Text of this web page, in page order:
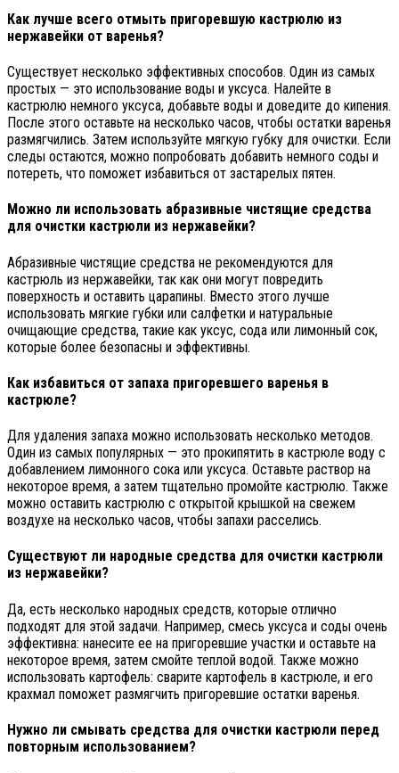
Как лучше всего отмыть пригоревшую кастрюлю из
нержавейки от варенья?
Существует несколько эффективных способов. Один из самых
простых — это использование воды и уксуса. Налейте в
кастрюлю немного уксуса, добавьте воды и доведите до кипения.
После этого оставьте на несколько часов, чтобы остатки варенья
размягчились. Затем используйте мягкую губку для очистки. Если
следы остаются, можно попробовать добавить немного соды и
потереть, что поможет избавиться от застарелых пятен.
Можно ли использовать абразивные чистящие средства
для очистки кастрюли из нержавейки?
Абразивные чистящие средства не рекомендуются для
кастрюль из нержавейки, так как они могут повредить
поверхность и оставить царапины. Вместо этого лучше
использовать мягкие губки или салфетки и натуральные
очищающие средства, такие как уксус, сода или лимонный сок,
которые более безопасны и эффективны.
Как избавиться от запаха пригоревшего варенья в
кастрюле?
Для удаления запаха можно использовать несколько методов.
Один из самых популярных — это прокипятить в кастрюле воду с
добавлением лимонного сока или уксуса. Оставьте раствор на
некоторое время, а затем тщательно промойте кастрюлю. Также
можно оставить кастрюлю с открытой крышкой на свежем
воздухе на несколько часов, чтобы запахи расселись.
Существуют ли народные средства для очистки кастрюли
из нержавейки?
Да, есть несколько народных средств, которые отлично
подходят для этой задачи. Например, смесь уксуса и соды очень
эффективна: нанесите ее на пригоревшие участки и оставьте на
некоторое время, затем смойте теплой водой. Также можно
использовать картофель: сварите картофель в кастрюле, и его
крахмал поможет размягчить пригоревшие остатки варенья.
Нужно ли смывать средства для очистки кастрюли перед
повторным использованием?